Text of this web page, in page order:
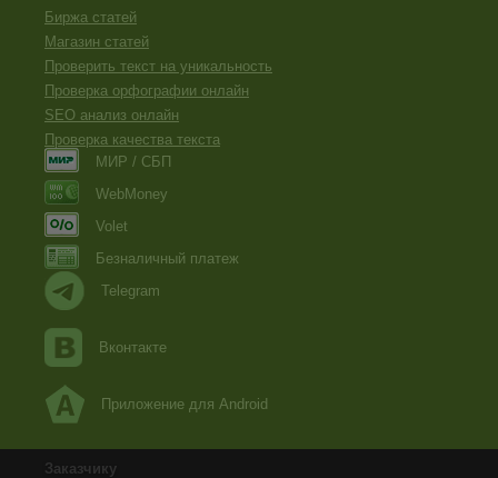
Биржа статей
Магазин статей
Проверить текст на уникальность
Проверка орфографии онлайн
SEO анализ онлайн
Проверка качества текста
МИР / СБП
WebMoney
Volet
Безналичный платеж
Telegram
Вконтакте
Приложение для Android
Заказчику